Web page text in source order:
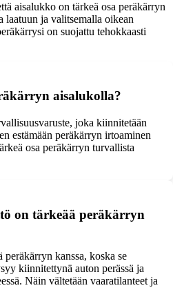
aisalukko on tärkeä osa peräkärryn
laatuun ja valitsemalla oikean
on suojattu tehokkaasti
aisalukolla?
joka kiinnitetään
estämään peräkärryn irtoaminen
osa peräkärryn turvallista
on tärkeää peräkärryn
kanssa, koska se
kiinnitettynä auton perässä ja
Näin vältetään vaaratilanteet ja